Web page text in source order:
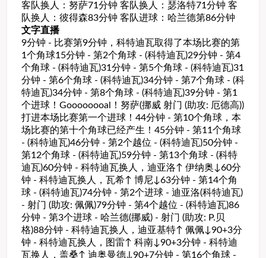
客队换人：努萨71分钟 客队换人：瑟洛特71分钟 客
队换人：彼得森83分钟 客队进球：哈兰德第86分钟
文字直播
9分钟 - 比赛第9分钟，科特迪瓦取得了本场比赛的第
1个角球15分钟 - 第2个角球 - (科特迪瓦)29分钟 - 第4
个角球 - (科特迪瓦)31分钟 - 第5个角球 - (科特迪瓦)31
分钟 - 第6个角球 - (科特迪瓦)34分钟 - 第7个角球 - (科
特迪瓦)34分钟 - 第8个角球 - (科特迪瓦)39分钟 - 第1
个进球！Goooooooal！努萨(挪威 射门 (助攻: 厄德高))
打进本场比赛第一个进球！44分钟 - 第10个角球，本
场比赛的第十个角球已经产生！45分钟 - 第11个角球
- (科特迪瓦)46分钟 - 第2个越位 - (科特迪瓦)50分钟 -
第12个角球 - (科特迪瓦)59分钟 - 第13个角球 - (科特
迪瓦)60分钟 - 科特迪瓦换人，迪亚洛↑ 伊纳奥↓60分
钟 - 科特迪瓦换人，瓦希↑ 博尼↓63分钟 - 第14个角
球 - (科特迪瓦)74分钟 - 第2个进球 - 迪亚洛(科特迪瓦)
- 射门 (助攻: 佩佩)79分钟 - 第4个越位 - (科特迪瓦)86
分钟 - 第3个进球 - 哈兰德(挪威) - 射门 (助攻: P.贝
格)88分钟 - 科特迪瓦换人，迪亚基特↑ 佩佩↓90+3分
钟 - 科特迪瓦换人，图雷↑ 科南↓90+3分钟 - 科特迪
瓦换人，盖桑↑ 迪奥曼德↓90+7分钟 - 第16个角球 -